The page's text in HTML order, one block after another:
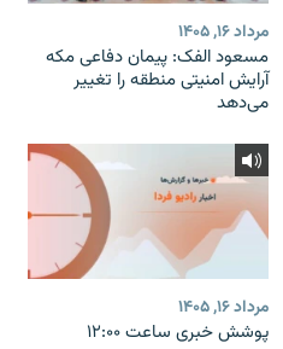
مرداد ۱۶, ۱۴۰۵
مسعود الفک: پیمان دفاعی مکه
آرایش امنیتی منطقه را تغییر
می‌دهد
مرداد ۱۶, ۱۴۰۵
پوشش خبری ساعت ۱۲:۰۰